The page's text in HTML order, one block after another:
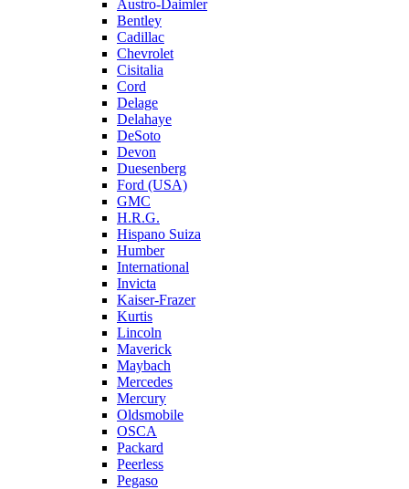
Austro-Daimler
Bentley
Cadillac
Chevrolet
Cisitalia
Cord
Delage
Delahaye
DeSoto
Devon
Duesenberg
Ford (USA)
GMC
H.R.G.
Hispano Suiza
Humber
International
Invicta
Kaiser-Frazer
Kurtis
Lincoln
Maverick
Maybach
Mercedes
Mercury
Oldsmobile
OSCA
Packard
Peerless
Pegaso